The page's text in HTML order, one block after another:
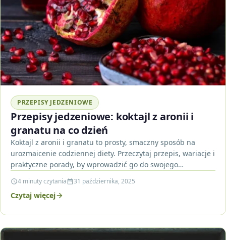
PRZEPISY JEDZENIOWE
Przepisy jedzeniowe: koktajl z aronii i
granatu na co dzień
Koktajl z aronii i granatu to prosty, smaczny sposób na
urozmaicenie codziennej diety. Przeczytaj przepis, wariacje i
praktyczne porady, by wprowadzić go do swojego…
4 minuty czytania 31 października, 2025
Czytaj więcej